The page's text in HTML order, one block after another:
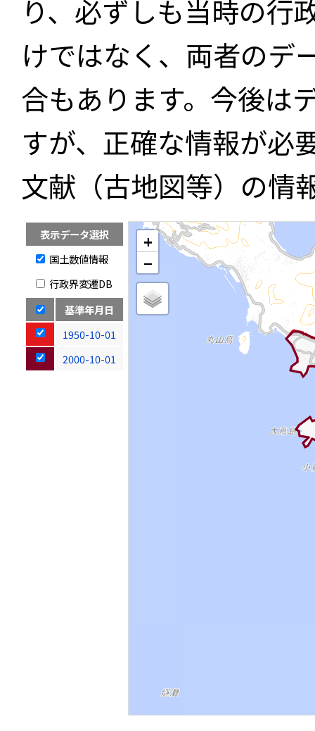
り、必ずしも当時の行
けではなく、両者のデ
合もあります。今後は
すが、正確な情報が必
文献（古地図等）の情
表示データ選択
国土数値情報
行政界変遷DB
基準年月日
1950-10-01
2000-10-01
+
−